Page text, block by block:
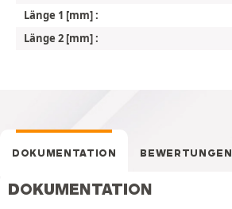
Länge 1 [mm] :
Länge 2 [mm] :
DOKUMENTATION BEWERTUNGEN
DOKUMENTATION